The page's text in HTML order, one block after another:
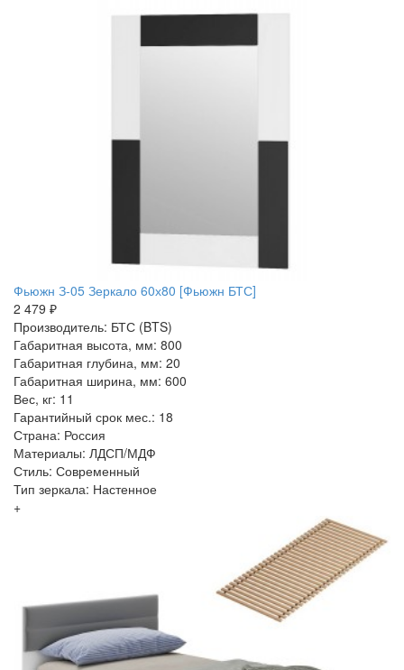
Фьюжн З-05 Зеркало 60х80 [Фьюжн БТС]
2 479 ₽
Производитель: БТС (BTS)
Габаритная высота, мм: 800
Габаритная глубина, мм: 20
Габаритная ширина, мм: 600
Вес, кг: 11
Гарантийный срок мес.: 18
Страна: Россия
Материалы: ЛДСП/МДФ
Стиль: Современный
Тип зеркала: Настенное
+